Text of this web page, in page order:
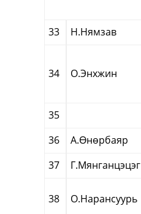
33
Н.Нямзав
34 О.Энхжин
35
36
А.Өнөрбаяр
37
Г.Мянганцэцэг
38 О.Нарансуурь